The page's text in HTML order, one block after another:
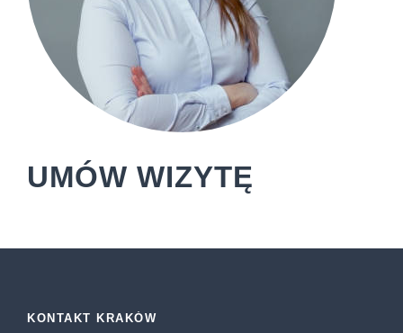
UMÓW WIZYTĘ
KONTAKT KRAKÓW